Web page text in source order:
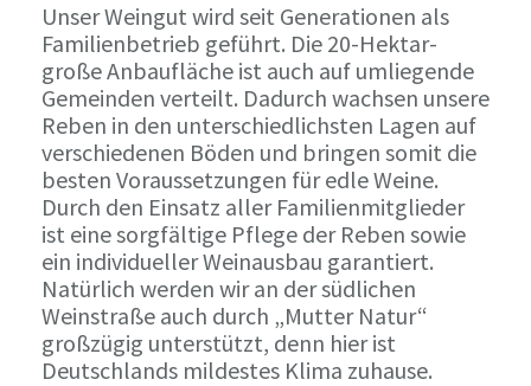
Unser Weingut wird seit Generationen als
Familienbetrieb geführt. Die 20-Hektar-
große Anbaufläche ist auch auf umliegende
Gemeinden verteilt. Dadurch wachsen unsere
Reben in den unterschiedlichsten Lagen auf
verschiedenen Böden und bringen somit die
besten Voraussetzungen für edle Weine.
Durch den Einsatz aller Familienmitglieder
ist eine sorgfältige Pflege der Reben sowie
ein individueller Weinausbau garantiert.
Natürlich werden wir an der südlichen
Weinstraße auch durch „Mutter Natur“
großzügig unterstützt, denn hier ist
Deutschlands mildestes Klima zuhause.